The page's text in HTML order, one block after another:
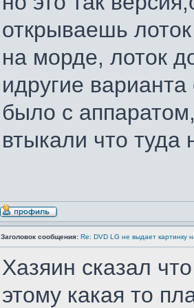
открываешь
на морде, лоток
идругие
было с
втыкали что туда
Заголовок сообщения: Re: DVD LG не выдает картинку
Хазяин сказал
этому какая то